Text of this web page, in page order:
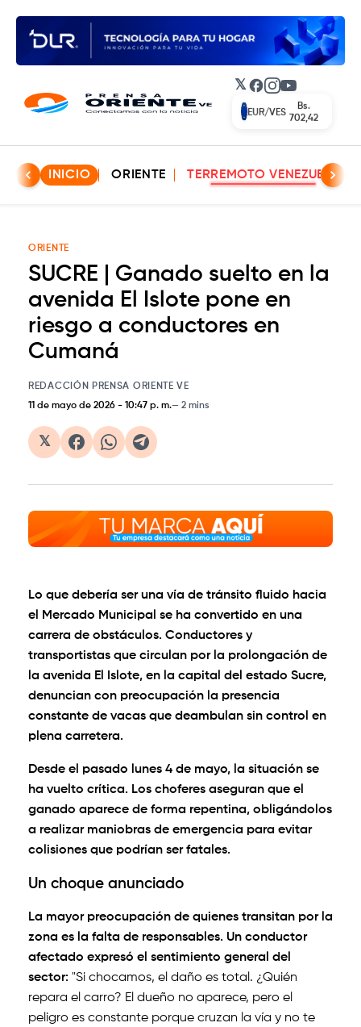
𝕏 Facebook
Instagram
YouTube
EUR/VES
Bs.
702,42
INICIO ORIENTE TERREMOTO VENEZUELA
ORIENTE
SUCRE | Ganado suelto en la
avenida El Islote pone en
riesgo a conductores en
Cumaná
REDACCIÓN PRENSA ORIENTE VE
11 de mayo de 2026 - 10:47 p. m. 2 mins
𝕏
Lo que debería ser una vía de tránsito fluido hacia
el Mercado Municipal se ha convertido en una
carrera de obstáculos. Conductores y
transportistas que circulan por la prolongación de
la avenida El Islote, en la capital del estado Sucre,
denuncian con preocupación la presencia
constante de vacas que deambulan sin control en
plena carretera.
Desde el pasado lunes 4 de mayo, la situación se
ha vuelto crítica. Los choferes aseguran que el
ganado aparece de forma repentina, obligándolos
a realizar maniobras de emergencia para evitar
colisiones que podrían ser fatales.
Un choque anunciado
La mayor preocupación de quienes transitan por la
zona es la falta de responsables. Un conductor
afectado expresó el sentimiento general del
sector: "Si chocamos, el daño es total. ¿Quién
repara el carro? El dueño no aparece, pero el
peligro es constante porque cruzan la vía y no te